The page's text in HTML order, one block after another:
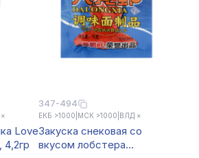
Love
4,2гр
347-494
ЕКБ >1000 МСК >1000 ВЛД ×
Закуска снековая со
вкусом лобстера